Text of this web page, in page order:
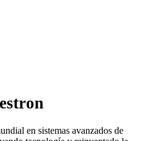
en sistemas avanzados de